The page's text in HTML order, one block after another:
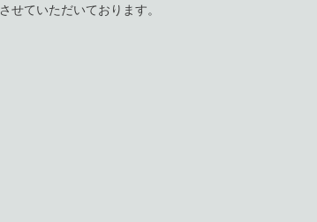
させていただいております。